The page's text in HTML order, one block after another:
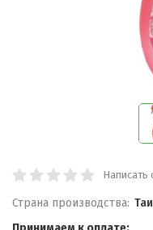
Написать
Страна производства: